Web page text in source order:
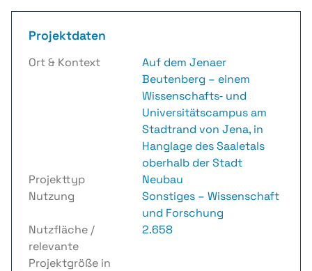
Projektdaten
Ort & Kontext
Auf dem Jenaer
Beutenberg – einem
Wissenschafts‑ und
Universitätscampus am
Stadtrand von Jena, in
Hanglage des Saaletals
oberhalb der Stadt
Projekttyp
Neubau
Nutzung
Sonstiges – Wissenschaft
und Forschung
Nutzfläche /
relevante
Projektgröße in
2.658